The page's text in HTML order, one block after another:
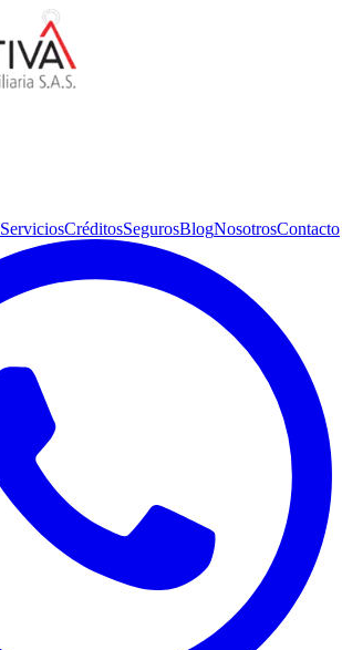
ServiciosCréditosSegurosBlogNosotrosContacto